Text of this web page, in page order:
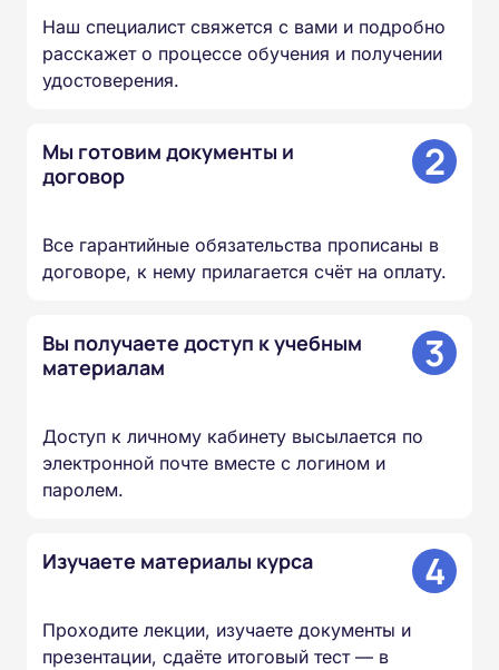
Наш специалист свяжется с вами и подробно
расскажет о процессе обучения и получении
удостоверения.
Мы готовим документы и
договор
2
Все гарантийные обязательства прописаны в
договоре, к нему прилагается счёт на оплату.
Вы получаете доступ к учебным
материалам
3
Доступ к личному кабинету высылается по
электронной почте вместе с логином и
паролем.
Изучаете материалы курса 4
Проходите лекции, изучаете документы и
презентации, сдаёте итоговый тест — в